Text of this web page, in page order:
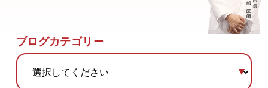
ブログカテゴリー